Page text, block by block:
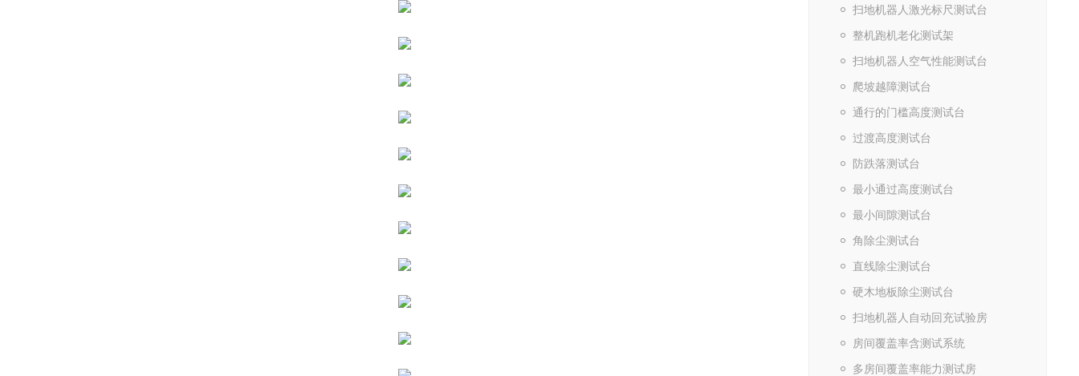
扫地机器人激光标尺测试台
整机跑机老化测试架
扫地机器人空气性能测试台
爬坡越障测试台
通行的门槛高度测试台
过渡高度测试台
防跌落测试台
最小通过高度测试台
最小间隙测试台
角除尘测试台
直线除尘测试台
硬木地板除尘测试台
扫地机器人自动回充试验房
房间覆盖率含测试系统
多房间覆盖率能力测试房